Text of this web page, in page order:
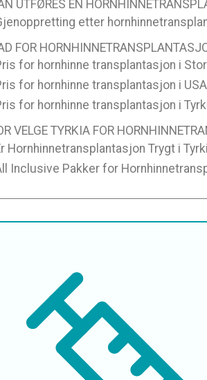
UTFØRES EN
etter
FOR
for hornhinne transplantasjon i
for hornhinne transplantasjon i USA
for hornhinne transplantasjon i
VELGE TYRKIA FOR
Hornhinnetransplantasjon Trygt i
Inclusive Pakker for